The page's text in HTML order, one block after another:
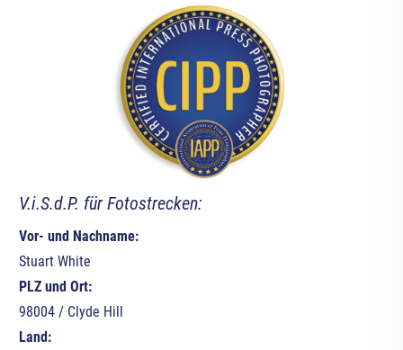
V.i.S.d.P. für Fotostrecken:
Vor- und Nachname:
Stuart White
PLZ und Ort:
98004 / Clyde Hill
Land: